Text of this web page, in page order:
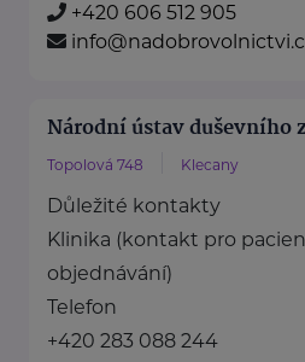
+420 606 512 905
Národní ústav duševního
Topolová 748 Klecany
Důležité kontakty
Klinika (kontakt pro
objednávání)
Telefon
+420 283 088 244